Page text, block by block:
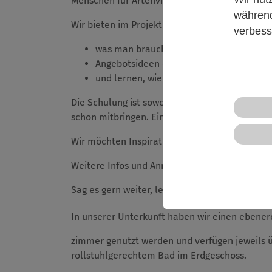
Wir bieten im Projekt „Wildkatzenwälder von
was man braucht, um ein Angebot für
Angebotsideen entwickeln und
und lernen, wie man Angebote für
Die Schulung ist sowohl für Menschen ab ca.
schon mitbringen. Eine Mitgliedschaft ist
Wir möchten Inspirations- und
Weitere Infos und Anmeldung hier:
Sag es gern weiter, leite die Infos weiter und
In unserer Unterkunft haben wir einen
zimmer genutzt werden und verfügen jeweils
rollstuhlgerechtem Bad im Erdgeschoss.